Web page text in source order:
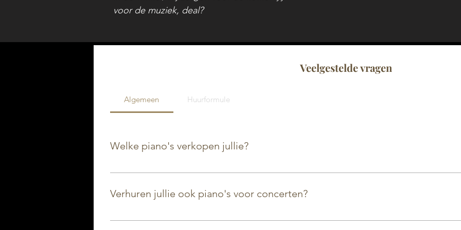
voor de muziek, deal?
Veelgestelde vragen
Algemeen Huurformule
Welke piano's verkopen jullie?
Wij verkopen nieuwe piano's van Yamaha en Kawai in onze winkel. Daarnaast hebben
Verhuren jullie ook piano's voor concerten?
Ja! Wij verhuren zowel vleugelpiano's als buffetpiano's voor evenementen. Dit kan gaan